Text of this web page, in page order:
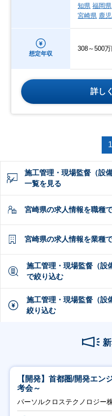
知県 福岡県
宮崎県 鹿
想定年収
308～500万
詳し
1
施工管理・現場監督（設
一覧を見る
宮崎県の求人情報を職種
宮崎県の求人情報を業種
施工管理・現場監督（設
で絞り込む
施工管理・現場監督（設
絞り込む
【開発】首都圏/開発エ
考会～
パーソルクロステクノロジー